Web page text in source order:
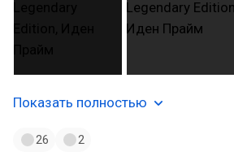
Показать полностью
26 2